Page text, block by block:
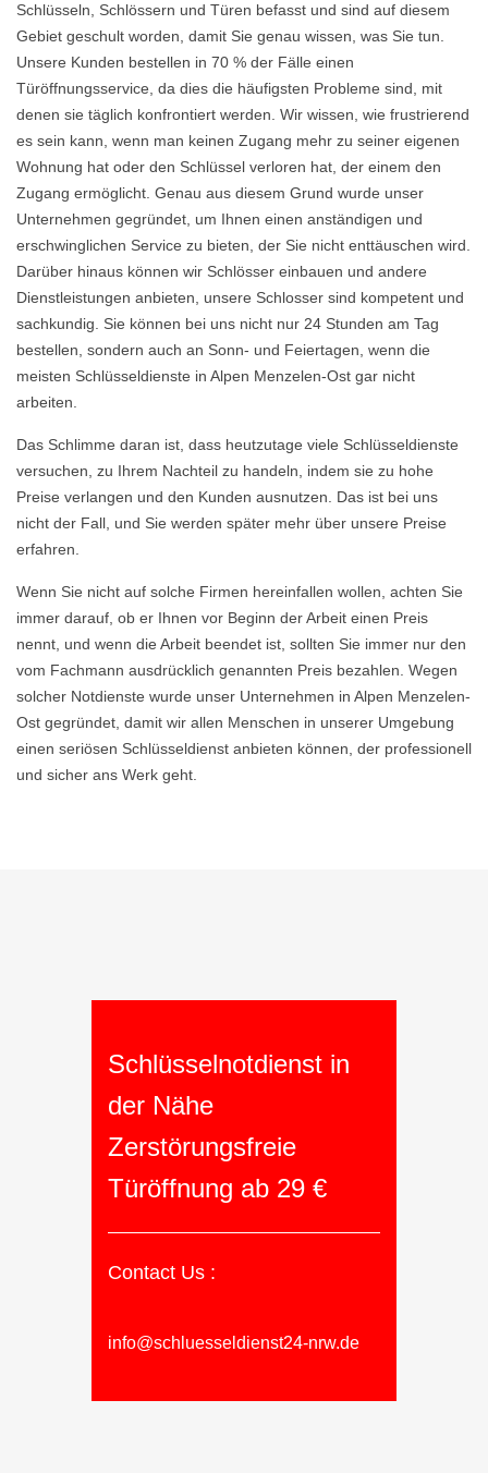
Schlüsseln, Schlössern und Türen befasst und sind auf diesem
Gebiet geschult worden, damit Sie genau wissen, was Sie tun.
Unsere Kunden bestellen in 70 % der Fälle einen
Türöffnungsservice, da dies die häufigsten Probleme sind, mit
denen sie täglich konfrontiert werden. Wir wissen, wie frustrierend
es sein kann, wenn man keinen Zugang mehr zu seiner eigenen
Wohnung hat oder den Schlüssel verloren hat, der einem den
Zugang ermöglicht. Genau aus diesem Grund wurde unser
Unternehmen gegründet, um Ihnen einen anständigen und
erschwinglichen Service zu bieten, der Sie nicht enttäuschen wird.
Darüber hinaus können wir Schlösser einbauen und andere
Dienstleistungen anbieten, unsere Schlosser sind kompetent und
sachkundig. Sie können bei uns nicht nur 24 Stunden am Tag
bestellen, sondern auch an Sonn- und Feiertagen, wenn die
meisten Schlüsseldienste in Alpen Menzelen-Ost gar nicht
arbeiten.
Das Schlimme daran ist, dass heutzutage viele Schlüsseldienste
versuchen, zu Ihrem Nachteil zu handeln, indem sie zu hohe
Preise verlangen und den Kunden ausnutzen. Das ist bei uns
nicht der Fall, und Sie werden später mehr über unsere Preise
erfahren.
Wenn Sie nicht auf solche Firmen hereinfallen wollen, achten Sie
immer darauf, ob er Ihnen vor Beginn der Arbeit einen Preis
nennt, und wenn die Arbeit beendet ist, sollten Sie immer nur den
vom Fachmann ausdrücklich genannten Preis bezahlen. Wegen
solcher Notdienste wurde unser Unternehmen in Alpen Menzelen-
Ost gegründet, damit wir allen Menschen in unserer Umgebung
einen seriösen Schlüsseldienst anbieten können, der professionell
und sicher ans Werk geht.
Schlüsselnotdienst in
der Nähe
Zerstörungsfreie
Türöffnung ab 29 €
Contact Us :
info@schluesseldienst24-nrw.de